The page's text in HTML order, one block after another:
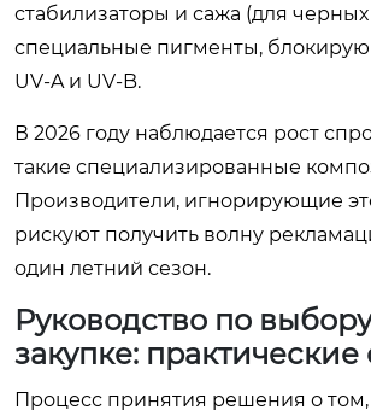
стабилизаторы и сажа (для
специальные пигменты,
UV-A и UV-B.
В 2026 году наблюдается рост
такие специализированные
Производители, игнорирующие
рискуют получить волну
один летний сезон.
Руководство по
закупке: практические
Процесс принятия решения о том,